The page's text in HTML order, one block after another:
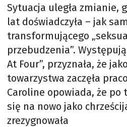
Sytuacja uległa zmianie,
lat doświadczyła – jak
transformującego
przebudzenia”.
At Four”, przyznała, że
towarzystwa zaczęła
Caroline opowiada, że po
się na nowo jako
zrezygnowała